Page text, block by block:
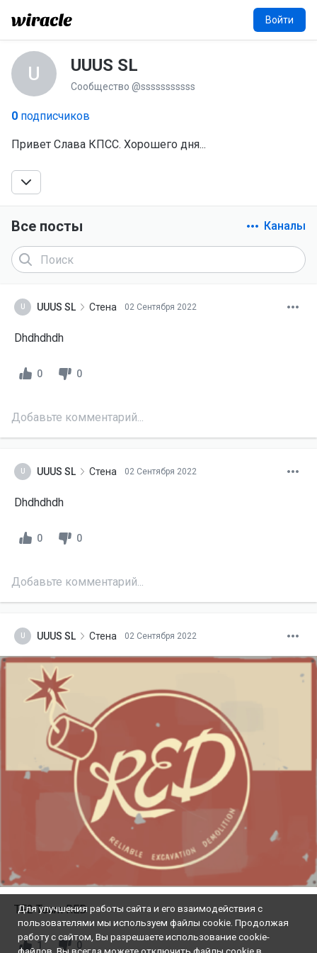
Войти
U UUUS SL
Сообщество @sssssssssss
0 подписчиков
Привет Слава КПСС. Хорошего дня...
Все посты Каналы
U UUUS SL Стена 02 Сентября 2022
Dhdhdhdh
0 0
Добавьте комментарий...
U UUUS SL Стена 02 Сентября 2022
Dhdhdhdh
0 0
Добавьте комментарий...
U UUUS SL Стена 02 Сентября 2022
TF2 Team RED
1 0
Для улучшения работы сайта и его взаимодействия с
пользователями мы используем файлы cookie. Продолжая
работу с сайтом, Вы разрешаете использование cookie-